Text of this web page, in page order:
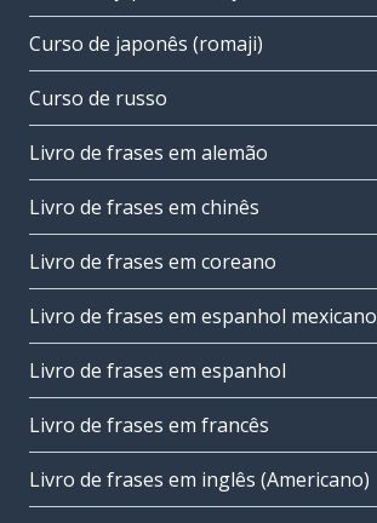
Curso de japonês (romaji)
Curso de russo
Livro de frases em alemão
Livro de frases em chinês
Livro de frases em coreano
Livro de frases em espanhol mexicano
Livro de frases em espanhol
Livro de frases em francês
Livro de frases em inglês (Americano)